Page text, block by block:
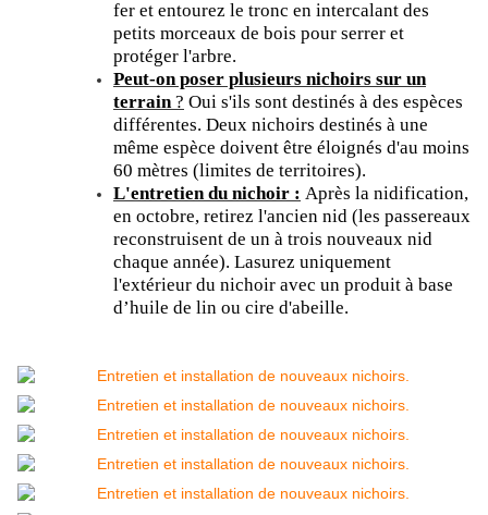
fer et entourez le tronc en intercalant des
petits morceaux de bois pour serrer et
protéger l'arbre.
Peut-on poser plusieurs nichoirs sur un
terrain? Oui s'ils sont destinés à des espèces
différentes. Deux nichoirs destinés à une
même espèce doivent être éloignés d'au moins
60 mètres (limites de territoires).
L'entretien du nichoir : Après la nidification,
en octobre, retirez l'ancien nid (les passereaux
reconstruisent de un à trois nouveaux nid
chaque année). Lasurez uniquement
l'extérieur du nichoir avec un produit à base
d’huile de lin ou cire d'abeille.